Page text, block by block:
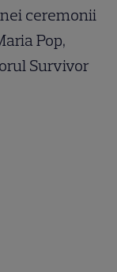
ceremonii
Pop,
Survivor